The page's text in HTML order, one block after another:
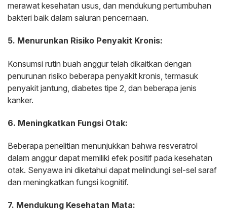
merawat kesehatan usus, dan mendukung pertumbuhan
bakteri baik dalam saluran pencernaan.
5. Menurunkan Risiko Penyakit Kronis:
Konsumsi rutin buah anggur telah dikaitkan dengan
penurunan risiko beberapa penyakit kronis, termasuk
penyakit jantung, diabetes tipe 2, dan beberapa jenis
kanker.
6. Meningkatkan Fungsi Otak:
Beberapa penelitian menunjukkan bahwa resveratrol
dalam anggur dapat memiliki efek positif pada kesehatan
otak. Senyawa ini diketahui dapat melindungi sel-sel saraf
dan meningkatkan fungsi kognitif.
7. Mendukung Kesehatan Mata: